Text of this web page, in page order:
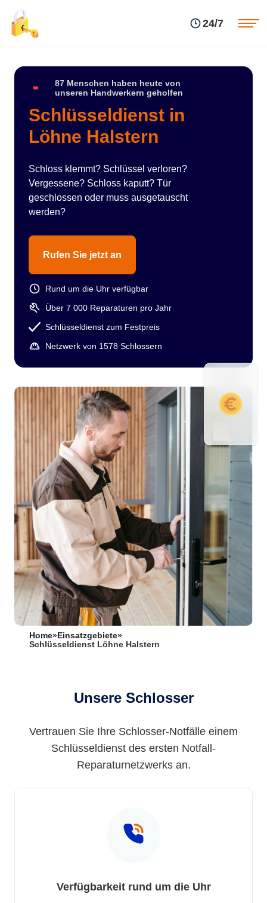
24/7
87 Menschen haben heute von
unseren Handwerkern geholfen
Schlüsseldienst in
Löhne Halstern
Schloss klemmt? Schlüssel verloren?
Vergessene? Schloss kaputt? Tür
geschlossen oder muss ausgetauscht
werden?
Rufen Sie jetzt an
Rund um die Uhr verfügbar
Über 7 000 Reparaturen pro Jahr
Schlüsseldienst zum Festpreis
Netzwerk von 1578 Schlossern
Home» Einsatzgebiete»
Schlüsseldienst Löhne Halstern
Unsere Schlosser
Vertrauen Sie Ihre Schlosser-Notfälle einem
Schlüsseldienst des ersten Notfall-
Reparaturnetzwerks an.
Verfügbarkeit rund um die Uhr